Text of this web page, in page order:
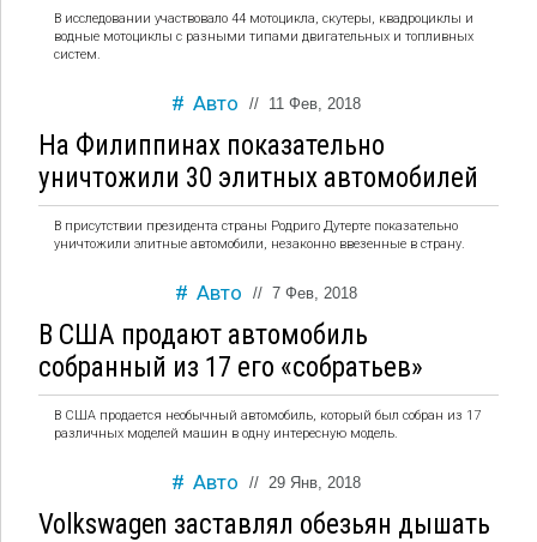
В исследовании участвовало 44 мотоцикла, скутеры, квадроциклы и
водные мотоциклы с разными типами двигательных и топливных
систем.
Авто // 11 Фев, 2018
На Филиппинах показательно
уничтожили 30 элитных автомобилей
В присутствии президента страны Родриго Дутерте показательно
уничтожили элитные автомобили, незаконно ввезенные в страну.
Авто // 7 Фев, 2018
В США продают автомобиль
собранный из 17 его «собратьев»
В США продается необычный автомобиль, который был собран из 17
различных моделей машин в одну интересную модель.
Авто // 29 Янв, 2018
Volkswagen заставлял обезьян дышать